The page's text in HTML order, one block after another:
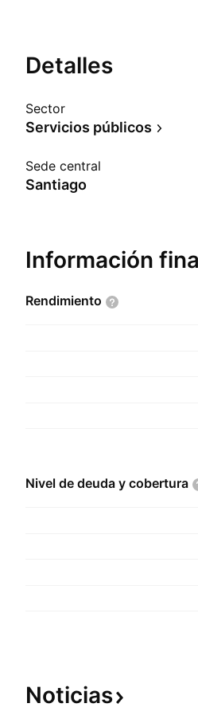
Detalles
Sector
Servicios públicos
Sede central
Santiago
Información
Rendimiento
Nivel de deuda y cobertura
Noticias